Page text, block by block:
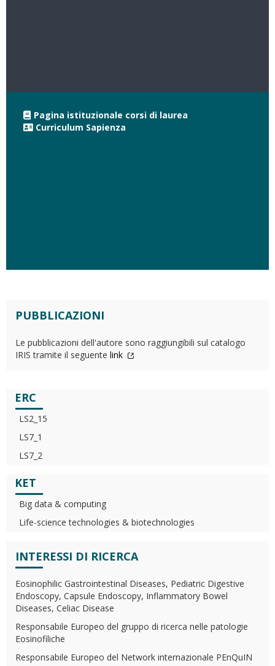
Pagina istituzionale corsi di laurea
Curriculum Sapienza
PUBBLICAZIONI
Le pubblicazioni dell'autore sono raggiungibili sul catalogo
IRIS tramite il seguente link
ERC
LS2_15
LS7_1
LS7_2
KET
Big data & computing
Life-science technologies & biotechnologies
INTERESSI DI RICERCA
Eosinophilic Gastrointestinal Diseases, Pediatric Digestive
Endoscopy, Capsule Endoscopy, Inflammatory Bowel
Diseases, Celiac Disease
Responsabile Europeo del gruppo di ricerca nelle patologie
Eosinofiliche
Responsabile Europeo del Network internazionale PEnQuIN